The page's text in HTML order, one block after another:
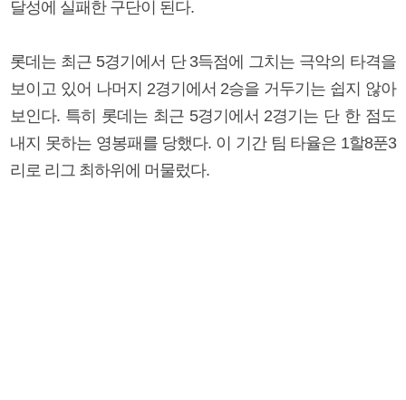
달성에 실패한 구단이 된다.
롯데는 최근 5경기에서 단 3득점에 그치는 극악의 타격을
보이고 있어 나머지 2경기에서 2승을 거두기는 쉽지 않아
보인다. 특히 롯데는 최근 5경기에서 2경기는 단 한 점도
내지 못하는 영봉패를 당했다. 이 기간 팀 타율은 1할8푼3
리로 리그 최하위에 머물렀다.